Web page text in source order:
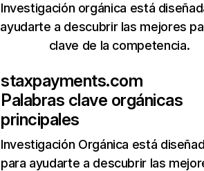
Investigación orgánica está
ayudarte a descubrir las mejores
clave de la competencia.
staxpayments.com
Palabras clave orgánicas
principales
Investigación Orgánica está
para ayudarte a descubrir las